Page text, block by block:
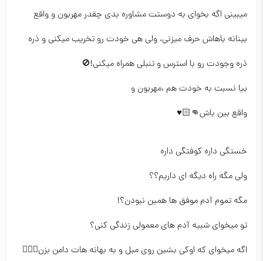
میبینی اگه بخوای به دوستت مشاوره بدی چقدر مهربون و واقع
بینانه باهاش حرف میزنی، ولی هی خودت رو تخریب میکنی و ذره
ذره وجودت رو با استرس و تنبلی همراه میکنی!🚫
بیا نسبت به خودت هم ،مهربون و
واقع بین باش👊🏻♥️
خستگی داره کوفتگی داره
ولی مگه راه دیگه ای داریم؟؟
مگه تموم آدم موفق ها همین نبودن؟!
تو میخوای شبیه آدم های معمولی زندگی کنی؟
اگه میخوای که اوکی بشین روی مبل و به بهانه هات دامن بزن🤷🏻‍♂